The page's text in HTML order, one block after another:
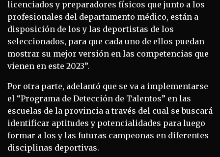
licenciados y preparadores físicos que junto a los
profesionales del departamento médico, están a
disposición de los y las deportistas de los
seleccionados, para que cada uno de ellos puedan
mostrar su mejor versión en las competencias que
vienen en este 2023”.
Por otra parte, adelantó que se va a implementarse
el “Programa de Detección de Talentos” en las
escuelas de la provincia a través del cual se buscará
identificar aptitudes y potencialidades para luego
formar a los y las futuras campeonas en diferentes
disciplinas deportivas.